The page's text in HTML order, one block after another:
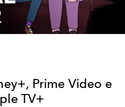
Video
Prime Video e
TV+